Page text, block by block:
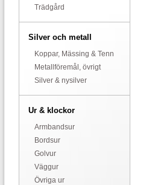
Trädgård
Silver och metall
Koppar, Mässing & Tenn
Metallföremål, övrigt
Silver & nysilver
Ur & klockor
Armbandsur
Bordsur
Golvur
Väggur
Övriga ur